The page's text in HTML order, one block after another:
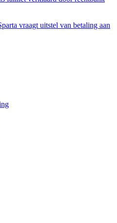
vraagt uitstel van betaling aan